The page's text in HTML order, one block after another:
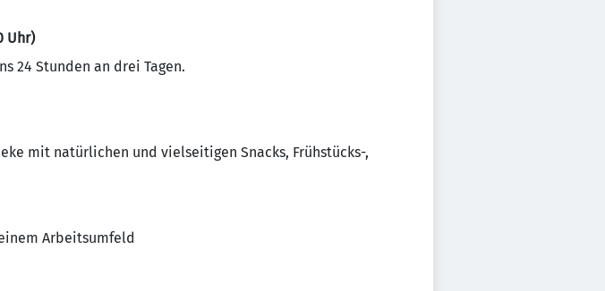
Uhr)
24 Stunden an drei Tagen.
mit natürlichen und vielseitigen Snacks, Frühstücks-,
Arbeitsumfeld